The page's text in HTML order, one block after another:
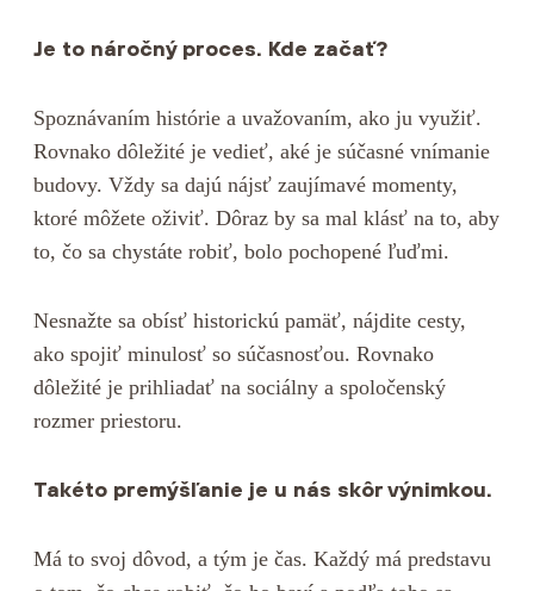
Je to náročný proces. Kde začať?
Spoznávaním histórie a uvažovaním, ako ju využiť.
Rovnako dôležité je vedieť, aké je súčasné vnímanie
budovy. Vždy sa dajú nájsť zaujímavé momenty,
ktoré môžete oživiť. Dôraz by sa mal klásť na to, aby
to, čo sa chystáte robiť, bolo pochopené ľuďmi.
Nesnažte sa obísť historickú pamäť, nájdite cesty,
ako spojiť minulosť so súčasnosťou. Rovnako
dôležité je prihliadať na sociálny a spoločenský
rozmer priestoru.
Takéto premýšľanie je u nás skôr výnimkou.
Má to svoj dôvod, a tým je čas. Každý má predstavu